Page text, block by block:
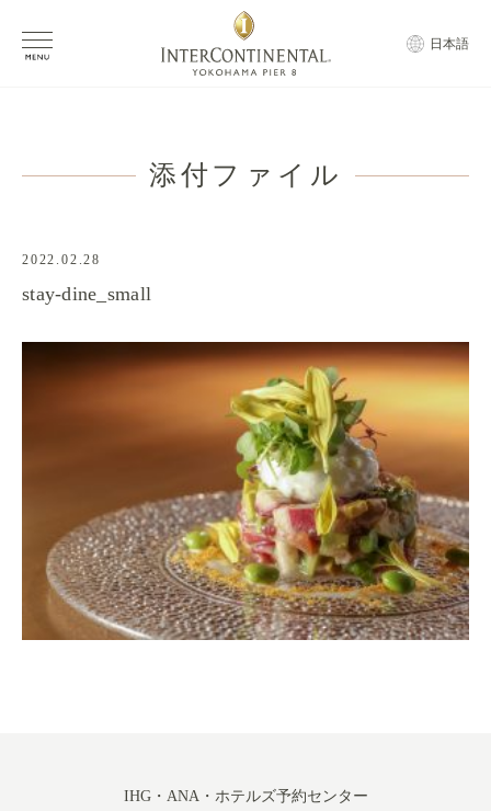
日本語
添付ファイル
2022.02.28
stay-dine_small
IHG・ANA・ホテルズ予約センター